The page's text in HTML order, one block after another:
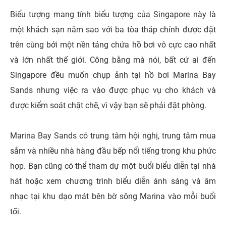
Biểu tượng mang tính biểu tượng của Singapore này là
một khách sạn năm sao với ba tòa tháp chính được đặt
trên cùng bởi một nền tảng chứa hồ bơi vô cực cao nhất
và lớn nhất thế giới. Công bằng mà nói, bất cứ ai đến
Singapore đều muốn chụp ảnh tại hồ bơi Marina Bay
Sands nhưng việc ra vào được phục vụ cho khách và
được kiểm soát chặt chẽ, vì vậy bạn sẽ phải đặt phòng.
Marina Bay Sands có trung tâm hội nghị, trung tâm mua
sắm và nhiều nhà hàng đầu bếp nổi tiếng trong khu phức
hợp. Bạn cũng có thể tham dự một buổi biểu diễn tại nhà
hát hoặc xem chương trình biểu diễn ánh sáng và âm
nhạc tại khu dạo mát bên bờ sông Marina vào mỗi buổi
tối.